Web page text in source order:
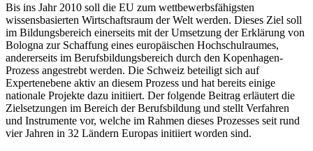
Bis ins Jahr 2010 soll die EU zum wettbewerbsfähigsten
wissensbasierten Wirtschaftsraum der Welt werden. Dieses Ziel soll
im Bildungsbereich einerseits mit der Umsetzung der Erklärung von
Bologna zur Schaffung eines europäischen Hochschulraumes,
andererseits im Berufsbildungsbereich durch den Kopenhagen-
Prozess angestrebt werden. Die Schweiz beteiligt sich auf
Expertenebene aktiv an diesem Prozess und hat bereits einige
nationale Projekte dazu initiiert. Der folgende Beitrag erläutert die
Zielsetzungen im Bereich der Berufsbildung und stellt Verfahren
und Instrumente vor, welche im Rahmen dieses Prozesses seit rund
vier Jahren in 32 Ländern Europas initiiert worden sind.